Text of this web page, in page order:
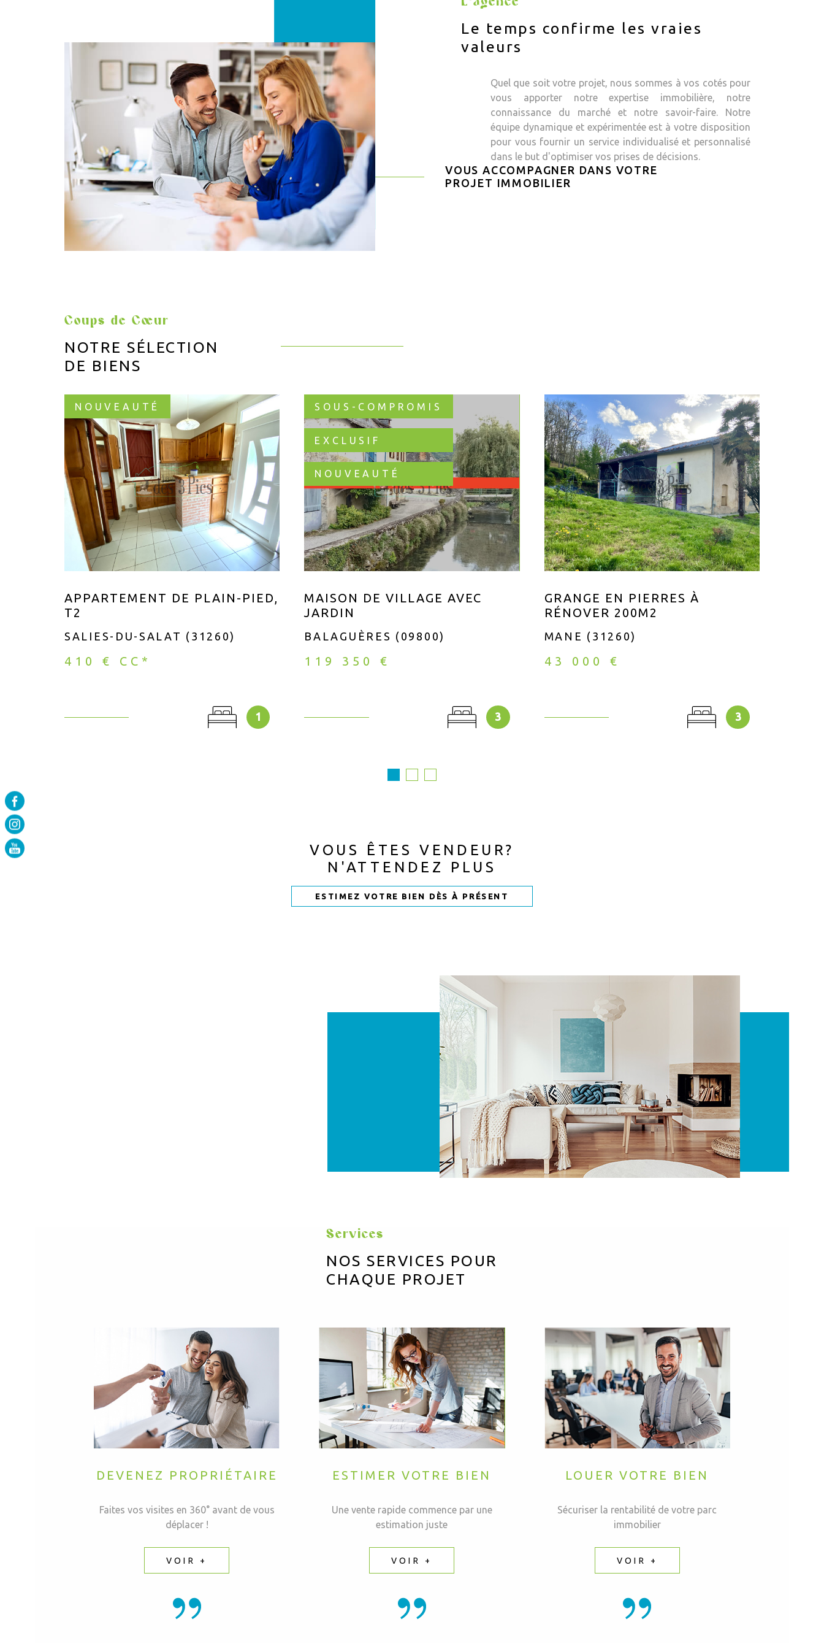
Le temps confirme les vraies
valeurs
Quel que soit votre projet, nous sommes à vos cotés pour
vous apporter notre expertise immobilière, notre
connaissance du marché et notre savoir-faire. Notre
équipe dynamique et expérimentée est à votre disposition
pour vous fournir un service individualisé et personnalisé
dans le but d'optimiser vos prises de décisions.
VOUS ACCOMPAGNER DANS VOTRE
PROJET IMMOBILIER
Coups de Cœur
NOTRE SÉLECTION
DE BIENS
NOUVEAUTÉ
VOIR LE BIEN
APPARTEMENT DE PLAIN-PIED,
T2
SALIES-DU-SALAT (31260)
410 € CC*
1
SOUS-COMPROMIS
EXCLUSIF
NOUVEAUTÉ
VOIR LE BIEN
MAISON DE VILLAGE AVEC
JARDIN
BALAGUÈRES (09800)
119 350 €
3
VOIR LE BIEN
GRANGE EN PIERRES À
RÉNOVER 200M2
MANE (31260)
43 000 €
3
VOUS ÊTES VENDEUR?
N'ATTENDEZ PLUS
ESTIMEZ VOTRE BIEN DÈS À PRÉSENT
Services
NOS SERVICES POUR
CHAQUE PROJET
DEVENEZ PROPRIÉTAIRE
Faites vos visites en 360° avant de vous
déplacer !
VOIR +
ESTIMER VOTRE BIEN
Une vente rapide commence par une
estimation juste
VOIR +
LOUER VOTRE BIEN
Sécuriser la rentabilité de votre parc
immobilier
VOIR +